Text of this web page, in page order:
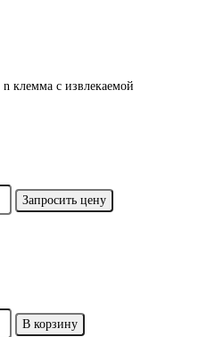
клемма с извлекаемой
Запросить цену
В корзину